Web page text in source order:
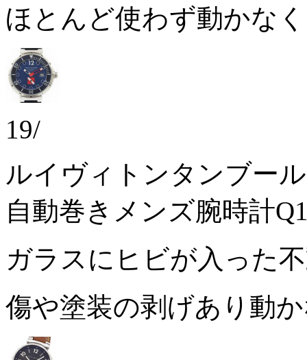
ほとんど使わず動かな
19/
ルイヴィトンタンブー
自動巻きメンズ腕時計
ガラスにヒビが入った
傷や塗装の剥げあり動